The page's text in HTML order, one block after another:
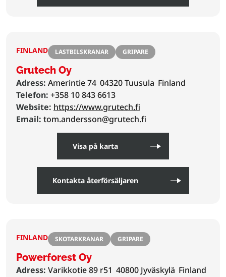
FINLAND LASTBILSKRANAR GRIPARE
Grutech Oy
Adress: Amerintie 74 04320 Tuusula Finland
Telefon: +358 10 843 6613
Website: https://www.grutech.fi
Email: tom.andersson@grutech.fi
Visa på karta
Kontakta återförsäljaren
FINLAND SKOTARKRANAR GRIPARE
Powerforest Oy
Adress: Varikkotie 89 r51 40800 Jyväskylä Finland